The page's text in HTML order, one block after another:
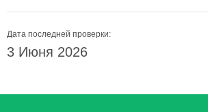
Дата последней проверки:
3 Июня 2026